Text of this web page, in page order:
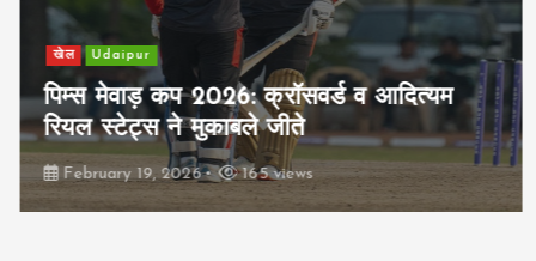
खेल Udaipur
पिम्स मेवाड़ कप 2026: क्रॉसवर्ड व आदित्यम
रियल स्टेट्स ने मुकाबले जीते
February 19, 2026 165 views